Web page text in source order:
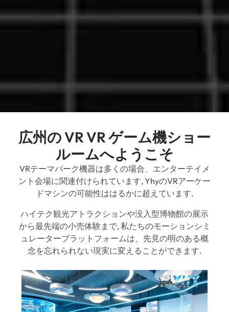
広州の VR VR ゲーム機ショー
ルームへようこそ
VRテーマパーク機器は多くの場合、エンターテイメ
ント会場に関連付けられています, YhyのVRアーケー
ドマシンの可能性ははるかに超えています.
ハイテク観光アトラクションや没入型博物館の展示
から最先端の小売体験まで, 私たちのモーションシミ
ュレータープラットフォームは、先見の明のある概
念を忘れられない現実に変えることができます.